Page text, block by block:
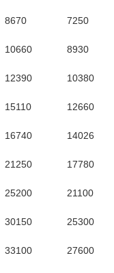
8670
7250
10660
8930
12390
10380
15110
12660
16740
14026
21250
17780
25200
21100
30150
25300
33100
27600